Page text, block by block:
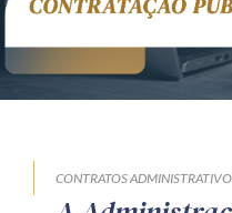
CONTRATOS